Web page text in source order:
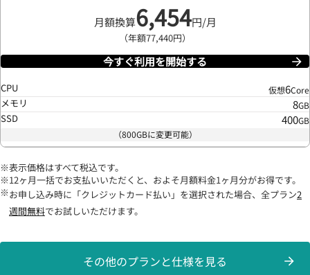
月額換算6,454円/月
（年額77,440円）
今すぐ利用を開始する
CPU 仮想6Core
メモリ 8GB
SSD 400GB
（800GBに変更可能）
表示価格はすべて税込です。
12ヶ月一括でお支払いいただくと、およそ月額料金1ヶ月分がお得です。
お申し込み時に「クレジットカード払い」を選択された場合、全プラン2
週間無料でお試しいただけます。
その他のプランと仕様を見る